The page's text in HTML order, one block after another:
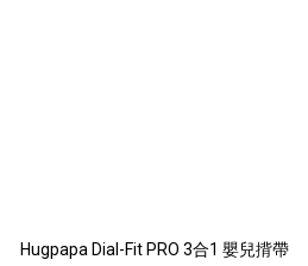
Hugpapa Dial-Fit PRO 3合1 嬰兒揹帶